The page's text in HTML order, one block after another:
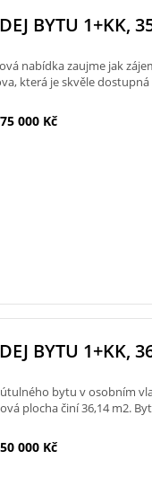
BYTU 1+KK,
nabídka zaujme jak
která je skvěle
000 Kč
BYTU 1+KK,
bytu v osobním
plocha činí 36,14 m2.
000 Kč